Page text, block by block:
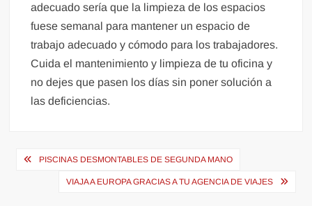
adecuado sería que la limpieza de los espacios
fuese semanal para mantener un espacio de
trabajo adecuado y cómodo para los trabajadores.
Cuida el mantenimiento y limpieza de tu oficina y
no dejes que pasen los días sin poner solución a
las deficiencias.
Navegación
PISCINAS DESMONTABLES DE SEGUNDA MANO
VIAJA A EUROPA GRACIAS A TU AGENCIA DE VIAJES